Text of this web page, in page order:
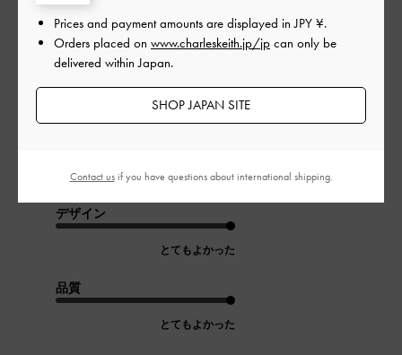
初めて買った
2wayにもできる機能性
ちっちゃいペットボトル400㎖と財布と2つ折りの財布ハンカ
その他（シューズ以外） |カラー: ブラック系
デザイン
とてもよかった
品質
とてもよかった
Prices and payment amounts are displayed inJPY ¥.
Orders placed on www.charleskeith.jp/jp can only be
delivered within Japan.
SHOP JAPAN SITE
Contact usif you have questions about international shipping.